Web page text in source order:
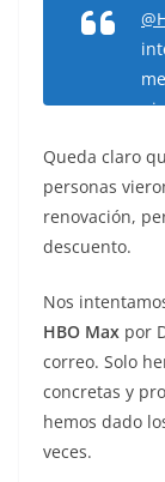
—
—
Queda claro
personas
renovación,
descuento.
Nos
HBO Max por
correo. Solo
concretas y
hemos dado
veces.